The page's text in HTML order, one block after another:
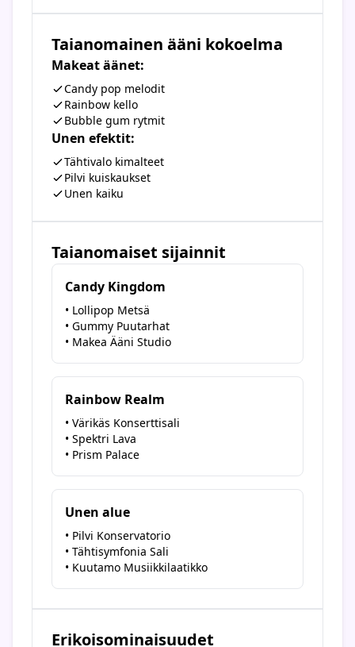
Taianomainen ääni kokoelma
Makeat äänet:
Candy pop melodit
Rainbow kello
Bubble gum rytmit
Unen efektit:
Tähtivalo kimalteet
Pilvi kuiskaukset
Unen kaiku
Taianomaiset sijainnit
Candy Kingdom
• Lollipop Metsä
• Gummy Puutarhat
• Makea Ääni Studio
Rainbow Realm
• Värikäs Konserttisali
• Spektri Lava
• Prism Palace
Unen alue
• Pilvi Konservatorio
• Tähtisymfonia Sali
• Kuutamo Musiikkilaatikko
Erikoisominaisuudet